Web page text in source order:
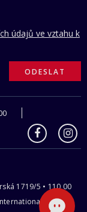
údajů ve vztahu k
1719/5 • 110 00
s.r.o |